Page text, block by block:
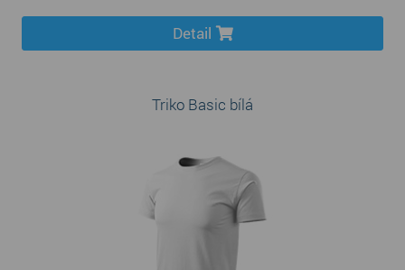
Detail
Triko Basic bílá